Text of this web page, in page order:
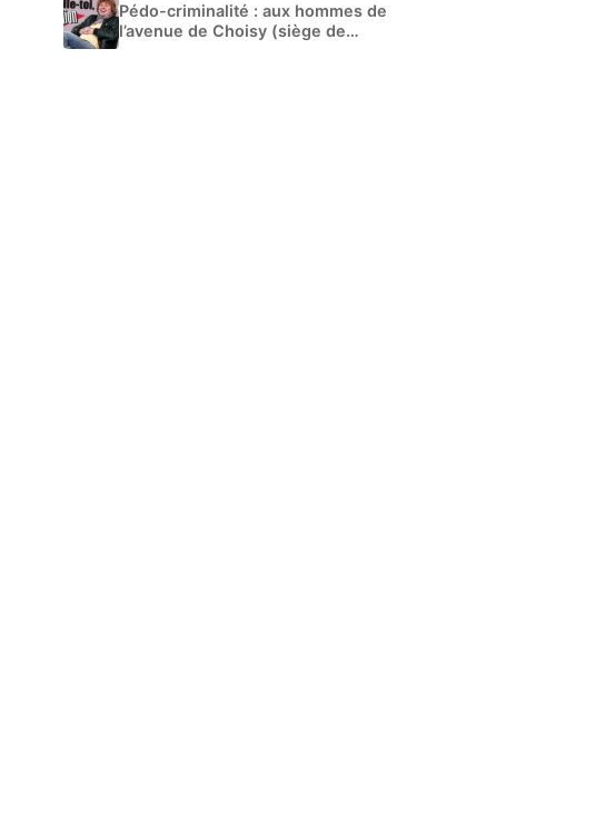
Pédo-criminalité : aux hommes de
l’avenue de Choisy (siège de